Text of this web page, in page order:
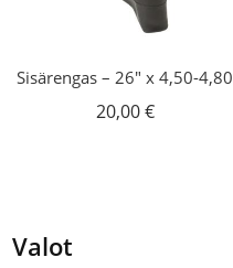
Sisärengas – 26″ x 4,50-4,80
20,00€
Valot